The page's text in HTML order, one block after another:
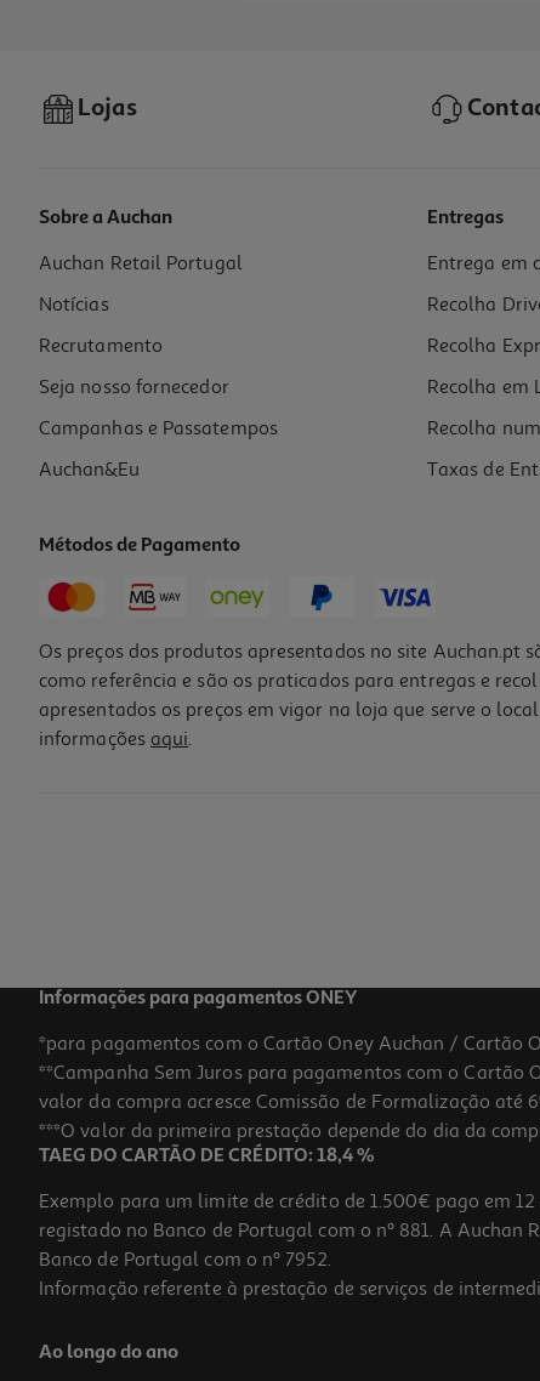
Lojas
Sobre a Auchan
Auchan Retail Portugal
Notícias
Recrutamento
Seja nosso fornecedor
Campanhas e Passatempos
Auchan&Eu
Entregas
Entrega em
Recolha
Recolha
Recolha em
Recolha
Taxas de
Métodos de Pagamento
Os preços dos produtos apresentados no site Auchan.pt
como referência e são os praticados para entregas e
apresentados os preços em vigor na loja que serve o
informações aqui.
Informações para pagamentos ONEY
*para pagamentos com o Cartão Oney Auchan / Cartão
**Campanha Sem Juros para pagamentos com o
valor da compra acresce Comissão de Formalização até
***O valor da primeira prestação depende do dia da
TAEG DO CARTÃO DE CRÉDITO: 18,4 %
Exemplo para um limite de crédito de 1.500€ pago em
registado no Banco de Portugal com o nº 881. A
Banco de Portugal com o nº 7952.
Informação referente à prestação de serviços de
Ao longo do ano